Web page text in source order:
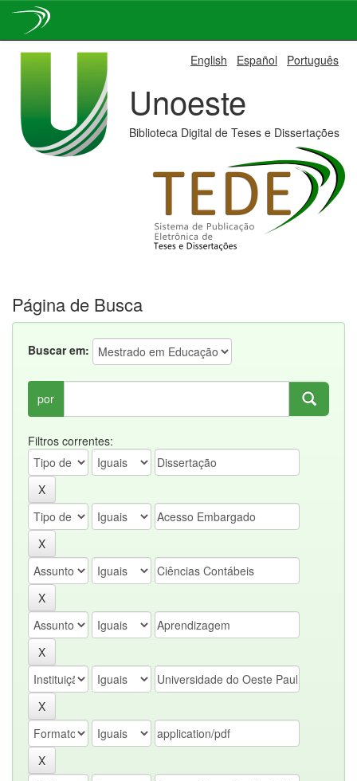
English Español Português
Unoeste
Biblioteca Digital de Teses e Dissertações
Página de Busca
Buscar em:
por
Filtros correntes: